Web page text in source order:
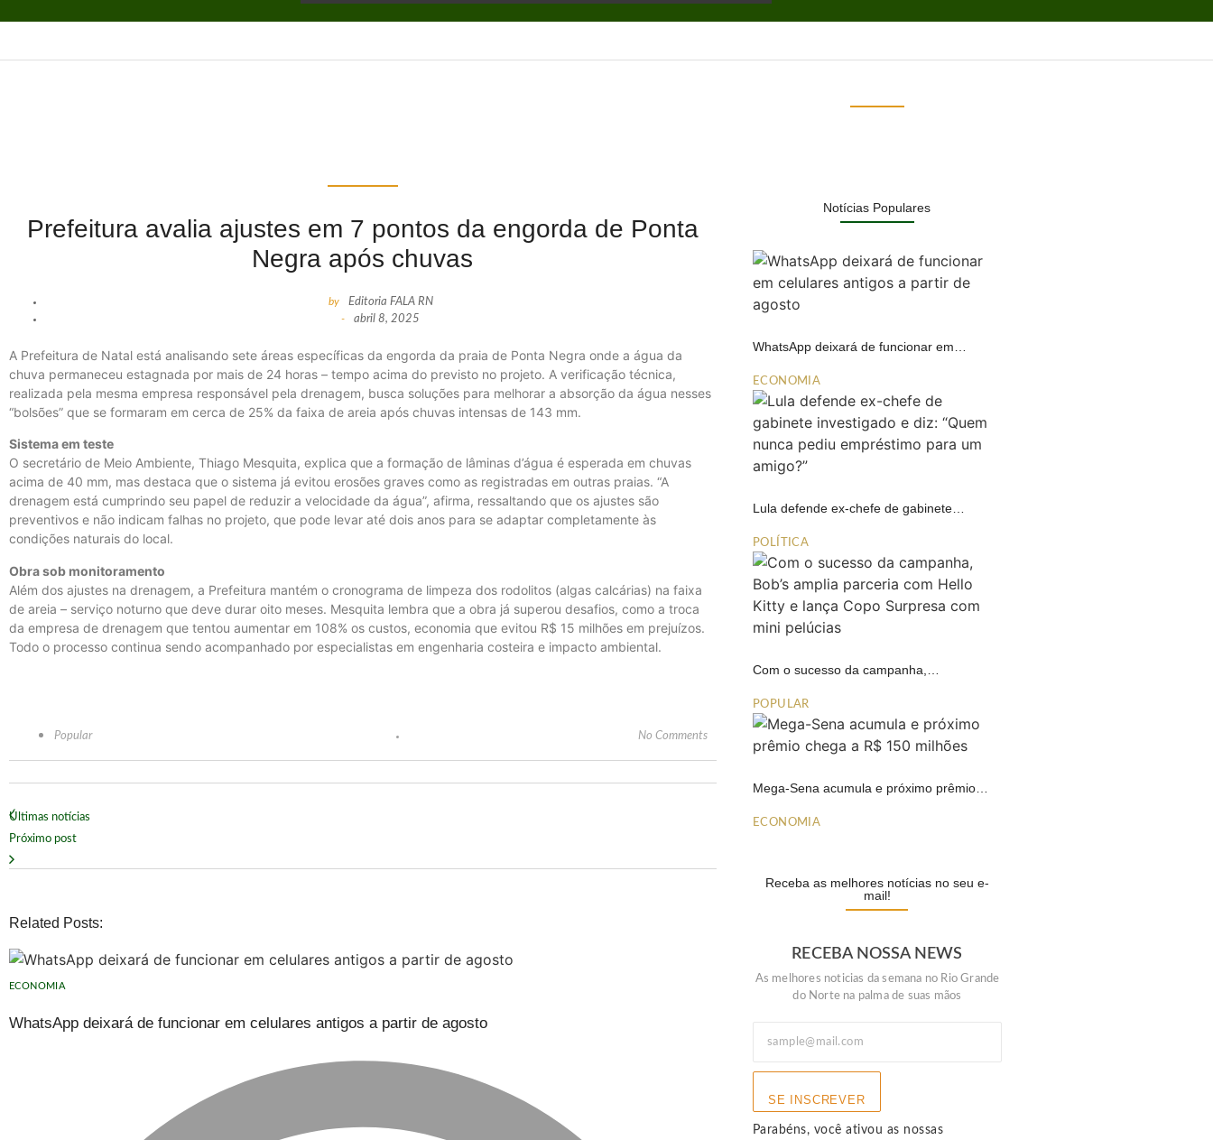
Prefeitura avalia ajustes em 7 pontos da engorda de Ponta
Negra após chuvas
by Editoria FALA RN
- abril 8, 2025
A Prefeitura de Natal está analisando sete áreas específicas da engorda da praia de Ponta Negra onde a água da
chuva permaneceu estagnada por mais de 24 horas – tempo acima do previsto no projeto. A verificação técnica,
realizada pela mesma empresa responsável pela drenagem, busca soluções para melhorar a absorção da água nesses
“bolsões” que se formaram em cerca de 25% da faixa de areia após chuvas intensas de 143 mm.
Sistema em teste
O secretário de Meio Ambiente, Thiago Mesquita, explica que a formação de lâminas d’água é esperada em chuvas
acima de 40 mm, mas destaca que o sistema já evitou erosões graves como as registradas em outras praias. “A
drenagem está cumprindo seu papel de reduzir a velocidade da água”, afirma, ressaltando que os ajustes são
preventivos e não indicam falhas no projeto, que pode levar até dois anos para se adaptar completamente às
condições naturais do local.
Obra sob monitoramento
Além dos ajustes na drenagem, a Prefeitura mantém o cronograma de limpeza dos rodolitos (algas calcárias) na faixa
de areia – serviço noturno que deve durar oito meses. Mesquita lembra que a obra já superou desafios, como a troca
da empresa de drenagem que tentou aumentar em 108% os custos, economia que evitou R$ 15 milhões em prejuízos.
Todo o processo continua sendo acompanhado por especialistas em engenharia costeira e impacto ambiental.
Popular No Comments
Últimas notícias
Próximo post
Related Posts:
ECONOMIA
WhatsApp deixará de funcionar em celulares antigos a partir de agosto
Notícias Populares
WhatsApp deixará de funcionar em…
ECONOMIA
Lula defende ex-chefe de gabinete…
POLÍTICA
Com o sucesso da campanha,…
POPULAR
Mega-Sena acumula e próximo prêmio…
ECONOMIA
Receba as melhores notícias no seu e-
mail!
RECEBA NOSSA NEWS
As melhores noticias da semana no Rio Grande
do Norte na palma de suas mãos
SE INSCREVER
Parabéns, você ativou as nossas